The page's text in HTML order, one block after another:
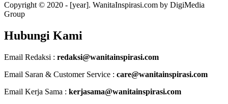
Copyright © 2020 - [year]. WanitaInspirasi.com by DigiMedia
Group
Hubungi Kami
Email Redaksi : redaksi@wanitainspirasi.com
Email Saran & Customer Service : care@wanitainspirasi.com
Email Kerja Sama : kerjasama@wanitainspirasi.com